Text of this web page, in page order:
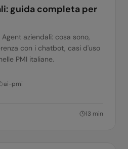
guida completa per
aziendali: cosa sono,
con i chatbot, casi d'uso
PMI italiane.
ai-pmi
13 min